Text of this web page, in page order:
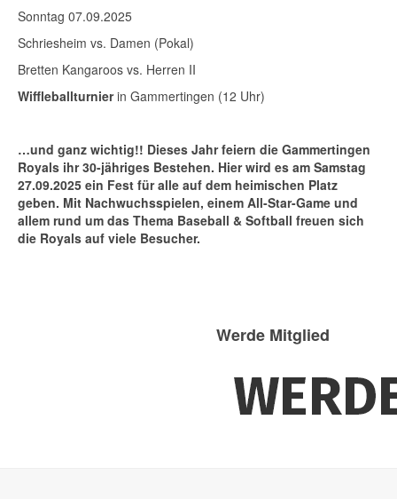
Sonntag 07.09.2025
Schriesheim vs. Damen (Pokal)
Bretten Kangaroos vs. Herren II
Wiffleballturnierin Gammertingen (12 Uhr)
…und ganz wichtig!! Dieses Jahr feiern die Gammertingen
Royals ihr 30-jähriges Bestehen. Hier wird es am Samstag
27.09.2025 ein Fest für alle auf dem heimischen Platz
geben. Mit Nachwuchsspielen, einem All-Star-Game und
allem rund um das Thema Baseball & Softball freuen sich
die Royals auf viele Besucher.
Werde Mitglied